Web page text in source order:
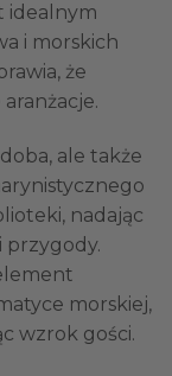
idealnym
i morskich
że
ale także
nadając
przygody.
morskiej,
wzrok gości.